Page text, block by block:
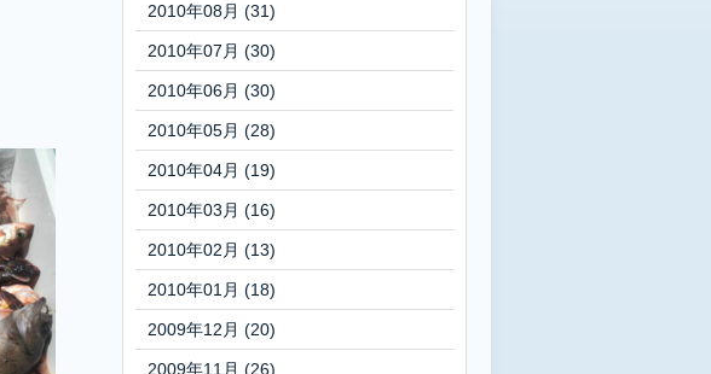
2010年08月 (31)
2010年07月 (30)
2010年06月 (30)
2010年05月 (28)
2010年04月 (19)
2010年03月 (16)
2010年02月 (13)
2010年01月 (18)
2009年12月 (20)
2009年11月 (26)